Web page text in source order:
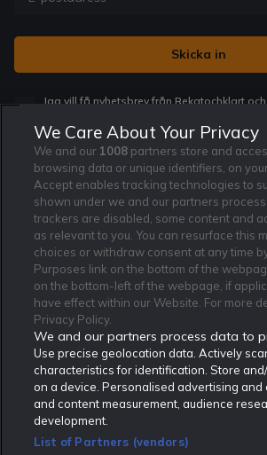
Jag vill få nyhetsbrev från Rekatochklart
Rekatochklart.com är Sveriges ledande betting-community.
Rekatochklart som en av världens bästa spelinformations-
Oscarsgala EGR Awards.
Rekatochklart är oberoende och ej knutet till något specifikt
speltips, unika insättningsbonusar och erbjudanden från de
spelbolagen. En spelbok, spelskola, information om skador
populära klotterplank.
Har du några frågor är du välkommen attkontakta oss
Affiliate Modell
Kontakta oss
Redaktionen
Ansvarsfullt Spelande
Nyhetsarkiv
Tipsarkiv
We Care About Your Privacy
We and our 1008 partners store and
browsing data or unique identifiers, on
Accept enables tracking technologies to
shown under we and our partners
trackers are disabled, some content and
as relevant to you. You can resurface this
choices or withdraw consent at any time
Purposes link on the bottom of the
on the bottom-left of the webpage, if
have effect within our Website. For more
Privacy Policy.
We and our partners process data to
Use precise geolocation data. Actively
characteristics for identification. Store
on a device. Personalised advertising
and content measurement, audience
development.
List of Partners (vendors)